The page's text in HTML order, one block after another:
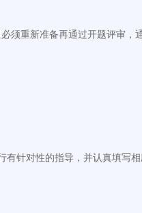
须重新准备再通过开题评审，
有针对性的指导，并认真填写